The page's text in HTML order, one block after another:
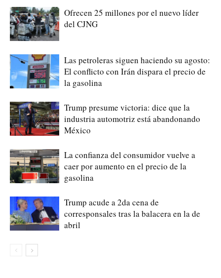
Ofrecen 25 millones por el nuevo líder
del CJNG
Las petroleras siguen haciendo su agosto:
El conflicto con Irán dispara el precio de
la gasolina
Trump presume victoria: dice que la
industria automotriz está abandonando
México
La confianza del consumidor vuelve a
caer por aumento en el precio de la
gasolina
Trump acude a 2da cena de
corresponsales tras la balacera en la de
abril